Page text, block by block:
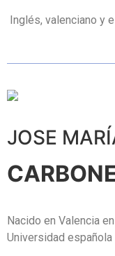
Inglés, valenciano y
JOSE
Nacido en Valencia
Universidad española